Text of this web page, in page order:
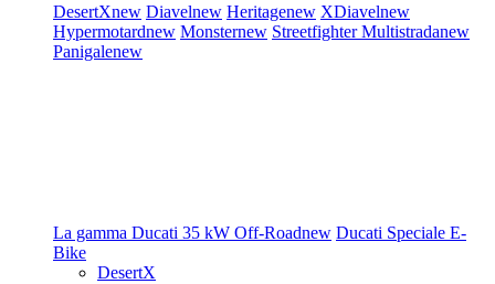
DesertXnew Diavelnew Heritagenew XDiavelnew
Hypermotardnew Monsternew StreetfighterMultistradanew
Panigalenew
La gamma Ducati 35 kW Off-Roadnew Ducati Speciale E-
Bike
DesertX